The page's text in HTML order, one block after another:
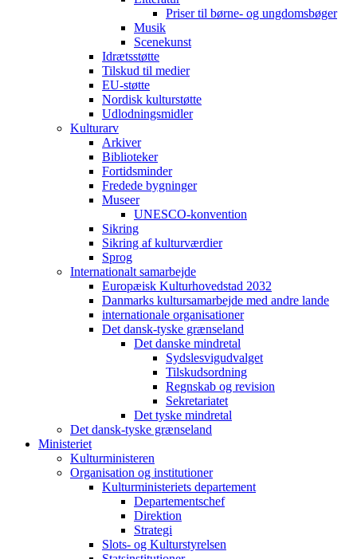
Priser til børne- og ungdomsbøger
Musik
Scenekunst
Idrætsstøtte
Tilskud til medier
EU-støtte
Nordisk kulturstøtte
Udlodningsmidler
Kulturarv
Arkiver
Biblioteker
Fortidsminder
Fredede bygninger
Museer
UNESCO-konvention
Sikring
Sikring af kulturværdier
Sprog
Internationalt samarbejde
Europæisk Kulturhovedstad 2032
Danmarks kultursamarbejde med andre lande
internationale organisationer
Det dansk-tyske grænseland
Det danske mindretal
Sydslesvigudvalget
Tilskudsordning
Regnskab og revision
Sekretariatet
Det tyske mindretal
Det dansk-tyske grænseland
Ministeriet
Kulturministeren
Organisation og institutioner
Kulturministeriets departement
Departementschef
Direktion
Strategi
Slots- og Kulturstyrelsen